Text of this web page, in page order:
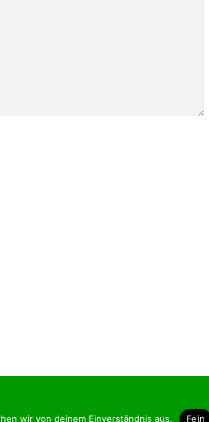
Theme von FameThemes
wir von deinem Einverständnis aus. Fein